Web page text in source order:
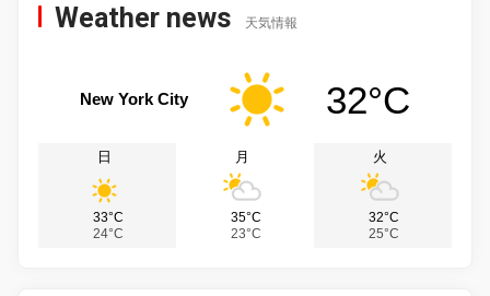
Weather news 天気情報
New York City 32°C
日
33°C
24°C
月
35°C
23°C
火
32°C
25°C